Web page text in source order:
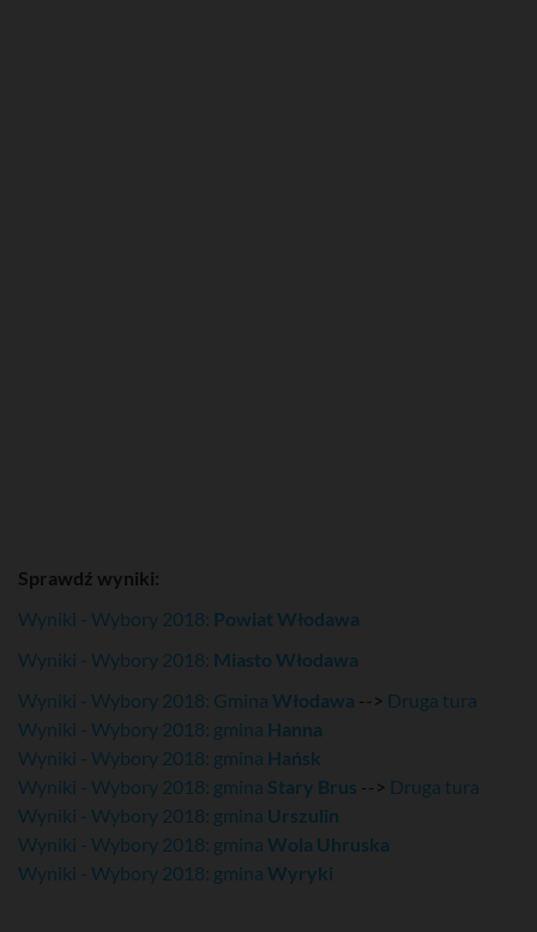
Sprawdź wyniki:
Wyniki - Wybory 2018: Powiat Włodawa
Wyniki - Wybory 2018: Miasto Włodawa
Wyniki - Wybory 2018: Gmina Włodawa --> Druga tura
Wyniki - Wybory 2018: gmina Hanna
Wyniki - Wybory 2018: gmina Hańsk
Wyniki - Wybory 2018: gmina Stary Brus --> Druga tura
Wyniki - Wybory 2018: gmina Urszulin
Wyniki - Wybory 2018: gmina Wola Uhruska
Wyniki - Wybory 2018: gmina Wyryki